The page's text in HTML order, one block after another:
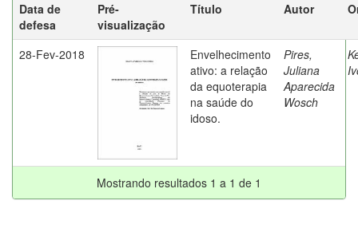
Data de
defesa
Pré-
visualização
Título Autor
28-Fev-2018
Envelhecimento
ativo: a relação
da equoterapia
na saúde do
idoso.
Pires,
Juliana
Aparecida
Wosch
Mostrando resultados 1 a 1 de 1